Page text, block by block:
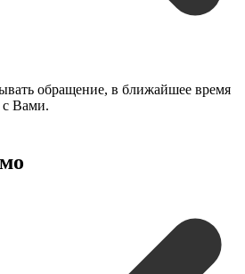
обращение, в ближайшее время
с Вами.